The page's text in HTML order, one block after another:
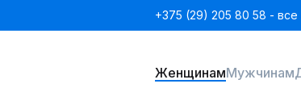
+375 (29) 205 80 58 - все
ЖенщинамМужчинам